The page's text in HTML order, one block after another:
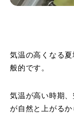
気温の高くなる
般的です。
気温が高い時期
が自然と上がるか